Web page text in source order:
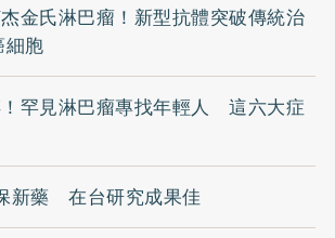
金氏淋巴瘤！新型抗體突破傳統治
細胞
罕見淋巴瘤專找年輕人 這六大症
新藥 在台研究成果佳